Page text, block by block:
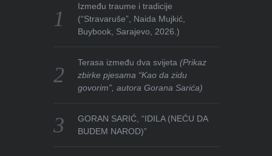
Između traume i tradicije
(“Stravaruše”, Naida Mujkić,
Buybook, Sarajevo, 2026.)
Terasa između dva svijeta(Prikaz
zbirke pjesama “Kao da zidu
govorim”, autora Gorana Sarića)
GORAN SARIĆ, “IDILA (NEĆU DA
BUDEM NAROD)”